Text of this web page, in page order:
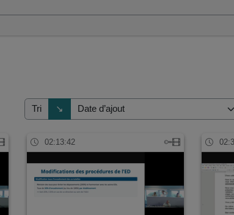
Tri ↘
Direction de tri
02:13:42